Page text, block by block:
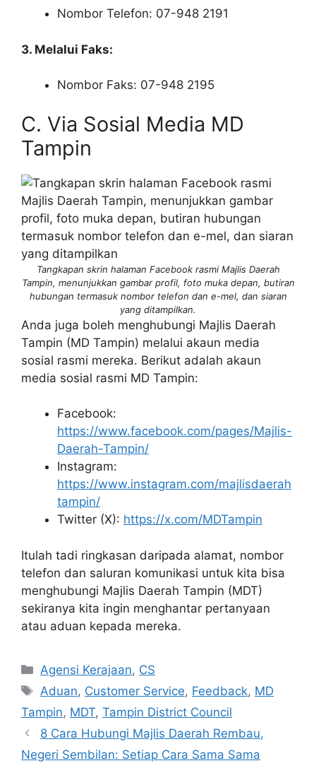
Nombor Telefon: 07-948 2191
3. Melalui Faks:
Nombor Faks: 07-948 2195
C. Via Sosial Media MD
Tampin
Tangkapan skrin halaman Facebook rasmi Majlis Daerah
Tampin, menunjukkan gambar profil, foto muka depan, butiran
hubungan termasuk nombor telefon dan e-mel, dan siaran
yang ditampilkan.
Anda juga boleh menghubungi Majlis Daerah
Tampin (MD Tampin) melalui akaun media
sosial rasmi mereka. Berikut adalah akaun
media sosial rasmi MD Tampin:
Facebook:
https://www.facebook.com/pages/Majlis-
Daerah-Tampin/
Instagram:
https://www.instagram.com/majlisdaerah
tampin/
Twitter (X): https://x.com/MDTampin
Itulah tadi ringkasan daripada alamat, nombor
telefon dan saluran komunikasi untuk kita bisa
menghubungi Majlis Daerah Tampin (MDT)
sekiranya kita ingin menghantar pertanyaan
atau aduan kepada mereka.
Categories
Agensi Kerajaan, CS
Tags
Aduan, Customer Service, Feedback, MD
Tampin, MDT, Tampin District Council
8 Cara Hubungi Majlis Daerah Rembau,
Negeri Sembilan: Setiap Cara Sama Sama